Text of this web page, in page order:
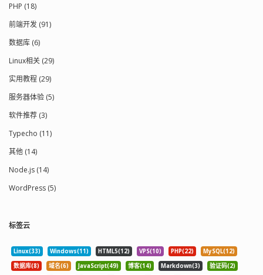
PHP (18)
前端开发 (91)
数据库 (6)
Linux相关 (29)
实用教程 (29)
服务器体验 (5)
软件推荐 (3)
Typecho (11)
其他 (14)
Node.js (14)
WordPress (5)
标签云
Linux(33) Windows(11) HTML5(12) VPS(10) PHP(22)
MySQL(12)
数据库(8)
域名(6) JavaScript(49) 博客(14) Markdown(3)
验证码(2)